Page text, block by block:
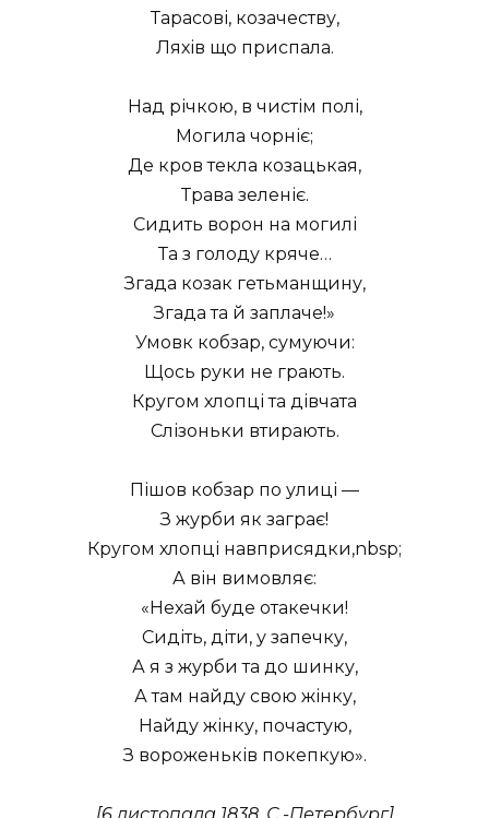
Тарасові, козачеству,
Ляхів що приспала.
Над річкою, в чистім полі,
Могила чорніє;
Де кров текла козацькая,
Трава зеленіє.
Сидить ворон на могилі
Та з голоду кряче…
Згада козак гетьманщину,
Згада та й заплаче!»
Умовк кобзар, сумуючи:
Щось руки не грають.
Кругом хлопці та дівчата
Слізоньки втирають.
Пішов кобзар по улиці —
З журби як заграє!
Кругом хлопці навприсядки,nbsp;
А він вимовляє:
«Нехай буде отакечки!
Сидіть, діти, у запечку,
А я з журби та до шинку,
А там найду свою жінку,
Найду жінку, почастую,
З вороженьків покепкую».